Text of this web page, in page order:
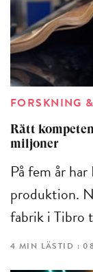
FORSKNING
Rätt
miljoner
På fem år
produktion.
fabrik i Tibro
4 MIN LÄSTID :